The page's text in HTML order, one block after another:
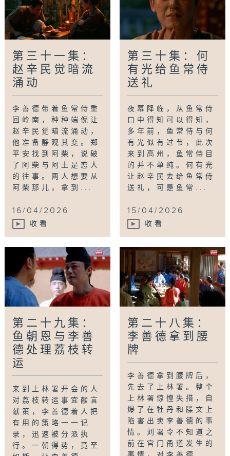
第三十一集：
赵辛民觉暗流
涌动
李善德带着鱼常侍重
回岭南，种种端倪让
赵辛民觉暗流涌动，
他准备静观其变。郑
平安找到阿柴，说破
了阿柴与阿土是恋人
的往事。两人想要从
阿柴那儿，拿到...
16/04/2026
收看
第三十集：何
有光给鱼常侍
送礼
夜幕降临，从鱼常侍
口中得知可以得知，
多年前，鱼常侍与何
有光似有过节，此次
来到高州，鱼常侍目
的并不单纯。何有光
让赵辛民去给鱼常侍
送礼，可是鱼常...
15/04/2026
收看
第二十九集：
鱼朝恩与李善
德处理荔枝转
运
来到上林署开会的人
对荔枝转运事宜献言
献策，李善德着人把
有用的策略一一记
录，迅速被分派执
行。一朝得势，竟至
第二十八集：
李善德拿到腰
牌
李善德拿到腰牌后，
先去了上林署。整个
上林署惊惶失措，自
爆了在牡丹和牒文上
陷害出卖李善德的事
情。刘署令不知道之
前在宫门甬道发生的